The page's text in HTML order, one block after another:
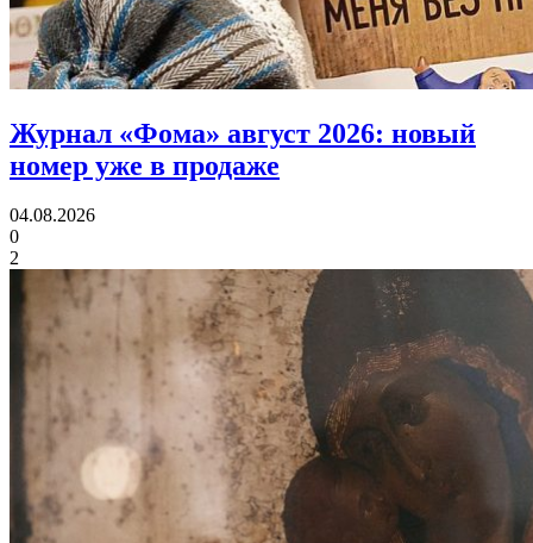
Журнал «Фома» август 2026: новый
номер уже в продаже
04.08.2026
0
2